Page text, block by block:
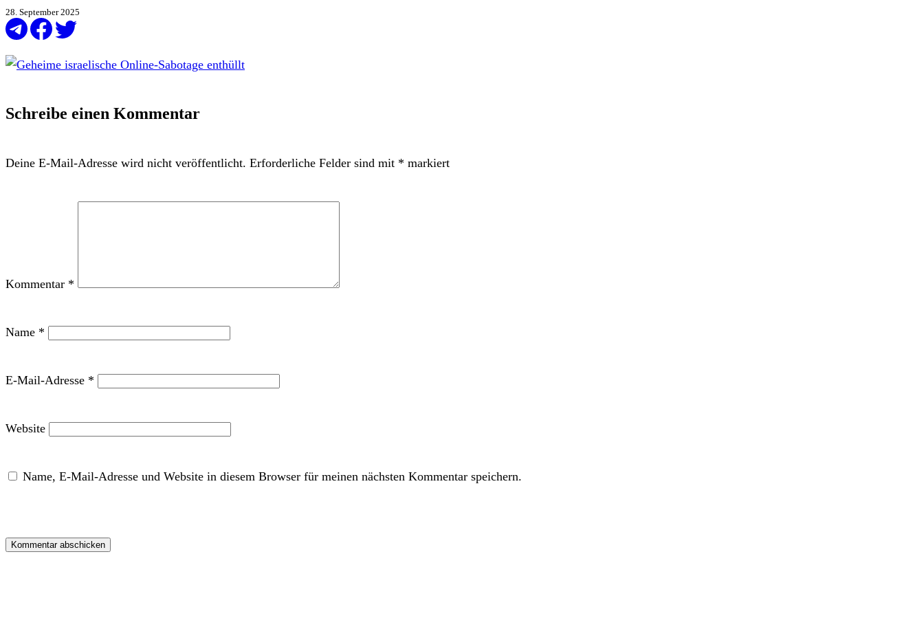
28. September 2025
Schreibe einen Kommentar
Deine E-Mail-Adresse wird nicht veröffentlicht. Erforderliche Felder sind mit * markiert
Kommentar *
Name *
E-Mail-Adresse *
Website
Name, E-Mail-Adresse und Website in diesem Browser für meinen nächsten Kommentar speichern.